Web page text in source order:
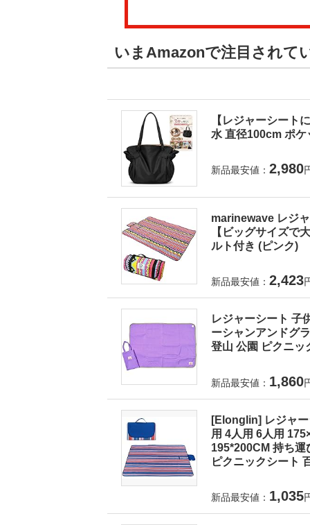
いまAmazonで注目されて
【レジャーシート
水 直径100cm ポ
新品最安値： 2,980
marinewave レジ
【ビッグサイズで
ルト付き (ピンク)
新品最安値： 2,423
レジャーシート 子
ーシャンアンドグ
登山 公園 ピクニッ
新品最安値： 1,860
[Elonglin] レジャ
用 4人用 6人用
195*200CM 持ち運
ピクニックシート
新品最安値： 1,035